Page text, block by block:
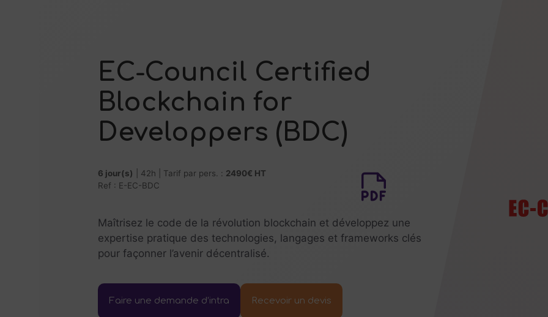
EC-Council Certified
Blockchain for
Developpers (BDC)
6 jour(s) | 42h | Tarif par pers. : 2490€ HT
Ref : E-EC-BDC
Maîtrisez le code de la révolution blockchain et développez une
expertise pratique des technologies, langages et frameworks clés
pour façonner l’avenir décentralisé.
Faire une demande d’intra Recevoir un devis